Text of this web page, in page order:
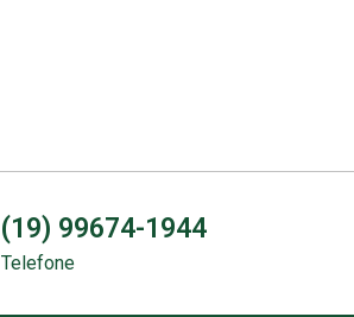
(19) 99674-1944
Telefone